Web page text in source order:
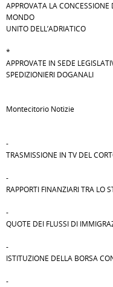
APPROVATA LA
MONDO
UNITO DELL’ADRIATICO
*
APPROVATE IN SEDE
SPEDIZIONIERI DOGANALI
Montecitorio Notizie
-
TRASMISSIONE IN TV DEL
-
RAPPORTI FINANZIARI TRA LO
-
QUOTE DEI FLUSSI DI
-
ISTITUZIONE DELLA BORSA
-